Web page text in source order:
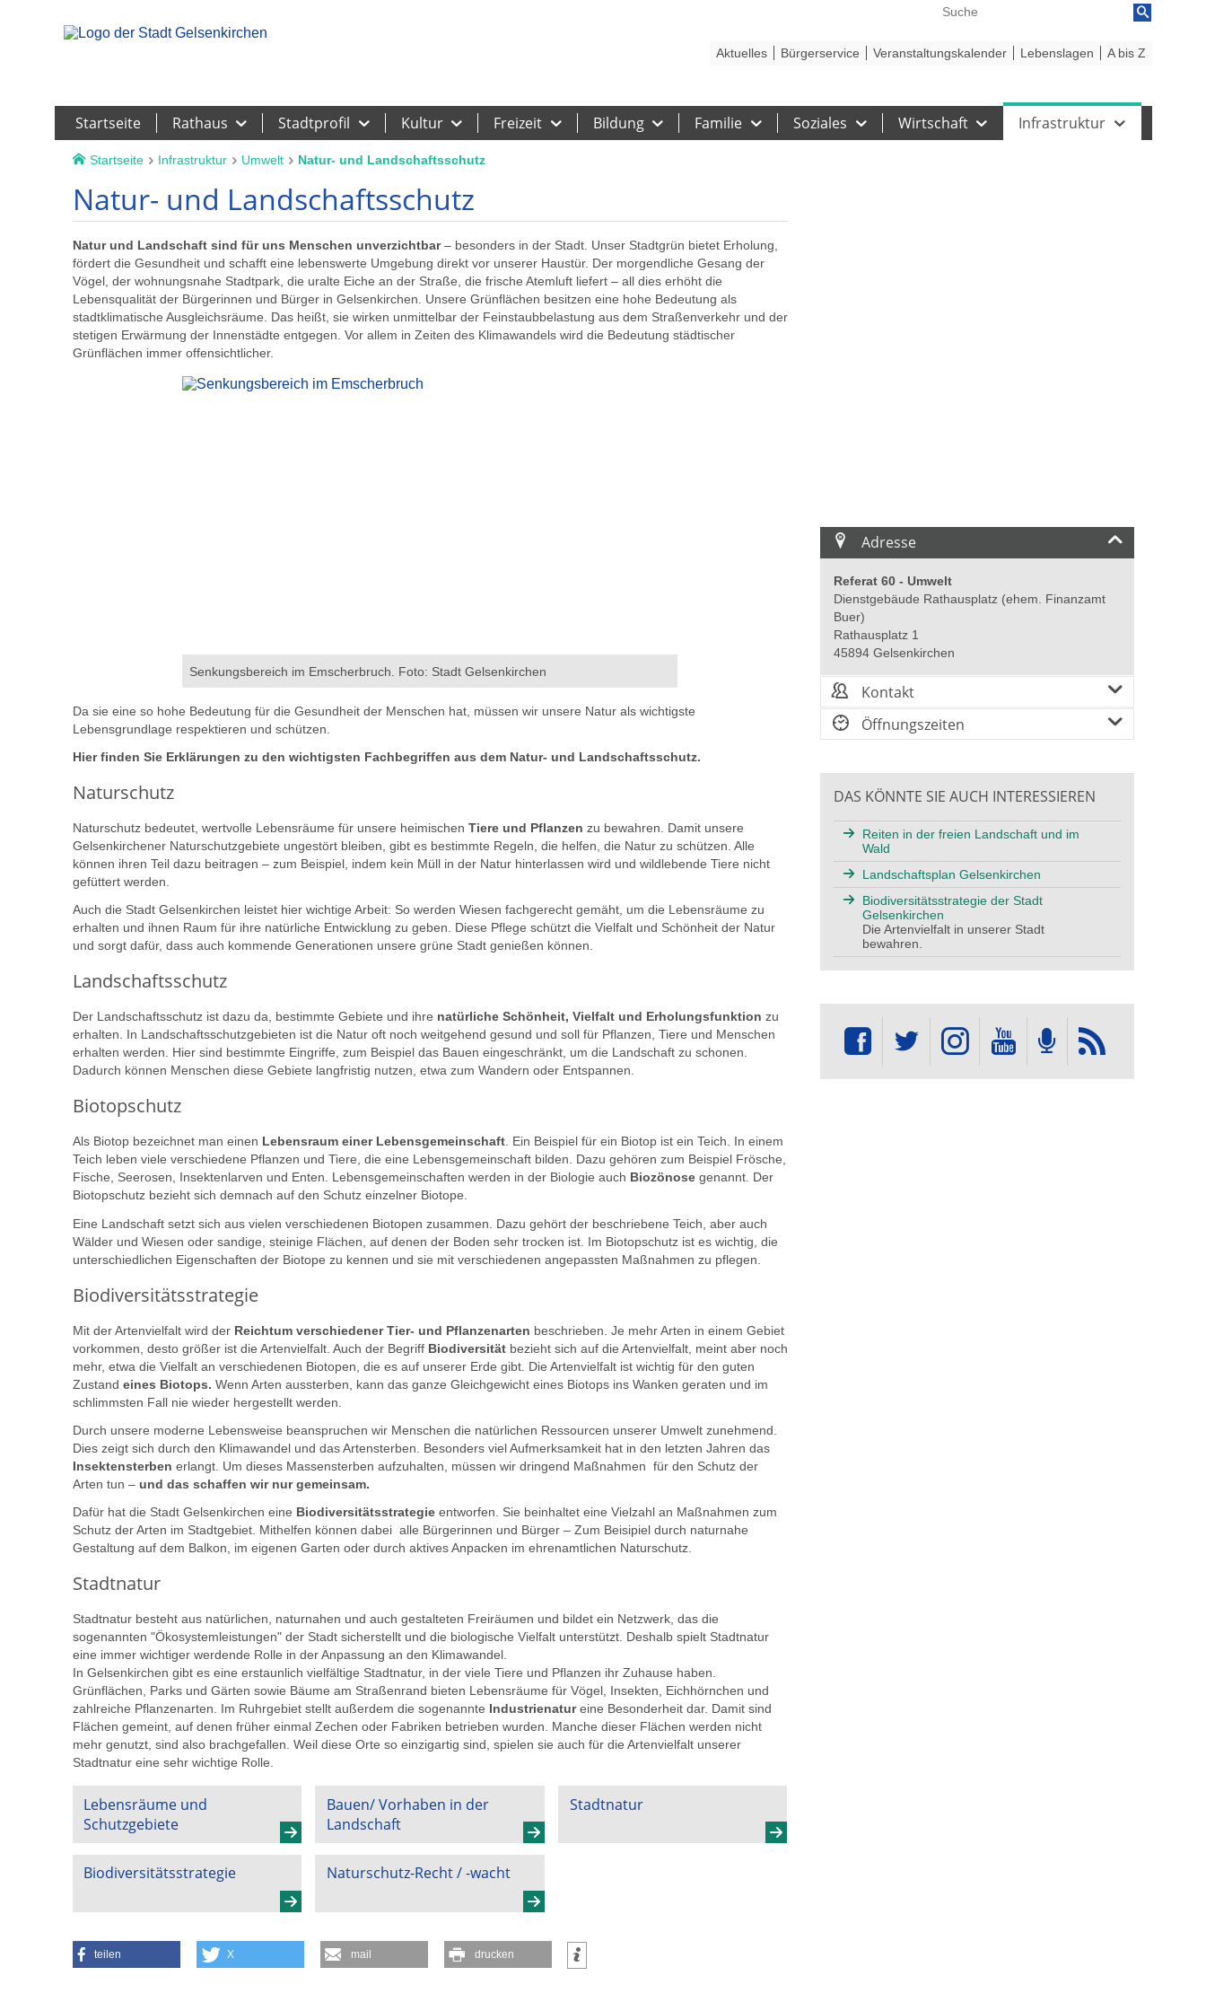
Startseite Rathaus Stadtprofil Kultur Freizeit Bildung Familie Soziales Wirtschaft Infrastruktur
Aktuelles Bürgerservice Veranstaltungskalender Lebenslagen A bis Z
Startseite Infrastruktur Umwelt Natur- und Landschaftsschutz
Natur- und Landschaftsschutz
Natur und Landschaft sind für uns Menschen unverzichtbar– besonders in der Stadt. Unser Stadtgrün bietet Erholung,
fördert die Gesundheit und schafft eine lebenswerte Umgebung direkt vor unserer Haustür. Der morgendliche Gesang der
Vögel, der wohnungsnahe Stadtpark, die uralte Eiche an der Straße, die frische Atemluft liefert – all dies erhöht die
Lebensqualität der Bürgerinnen und Bürger in Gelsenkirchen. Unsere Grünflächen besitzen eine hohe Bedeutung als
stadtklimatische Ausgleichsräume. Das heißt, sie wirken unmittelbar der Feinstaubbelastung aus dem Straßenverkehr und der
stetigen Erwärmung der Innenstädte entgegen. Vor allem in Zeiten des Klimawandels wird die Bedeutung städtischer
Grünflächen immer offensichtlicher.
Senkungsbereich im Emscherbruch. Foto: Stadt Gelsenkirchen
Da sie eine so hohe Bedeutung für die Gesundheit der Menschen hat, müssen wir unsere Natur als wichtigste
Lebensgrundlage respektieren und schützen.
Hier finden Sie Erklärungen zu den wichtigsten Fachbegriffen aus dem Natur- und Landschaftsschutz.
Naturschutz
Naturschutz bedeutet, wertvolle Lebensräume für unsere heimischen Tiere und Pflanzen zu bewahren. Damit unsere
Gelsenkirchener Naturschutzgebiete ungestört bleiben, gibt es bestimmte Regeln, die helfen, die Natur zu schützen. Alle
können ihren Teil dazu beitragen – zum Beispiel, indem kein Müll in der Natur hinterlassen wird und wildlebende Tiere nicht
gefüttert werden.
Auch die Stadt Gelsenkirchen leistet hier wichtige Arbeit: So werden Wiesen fachgerecht gemäht, um die Lebensräume zu
erhalten und ihnen Raum für ihre natürliche Entwicklung zu geben. Diese Pflege schützt die Vielfalt und Schönheit der Natur
und sorgt dafür, dass auch kommende Generationen unsere grüne Stadt genießen können.
Landschaftsschutz
Der Landschaftsschutz ist dazu da, bestimmte Gebiete und ihre natürliche Schönheit, Vielfalt und Erholungsfunktion zu
erhalten. In Landschaftsschutzgebieten ist die Natur oft noch weitgehend gesund und soll für Pflanzen, Tiere und Menschen
erhalten werden. Hier sind bestimmte Eingriffe, zum Beispiel das Bauen eingeschränkt, um die Landschaft zu schonen.
Dadurch können Menschen diese Gebiete langfristig nutzen, etwa zum Wandern oder Entspannen.
Biotopschutz
Als Biotop bezeichnet man einen Lebensraum einer Lebensgemeinschaft. Ein Beispiel für ein Biotop ist ein Teich. In einem
Teich leben viele verschiedene Pflanzen und Tiere, die eine Lebensgemeinschaft bilden. Dazu gehören zum Beispiel Frösche,
Fische, Seerosen, Insektenlarven und Enten. Lebensgemeinschaften werden in der Biologie auch Biozönosegenannt. Der
Biotopschutz bezieht sich demnach auf den Schutz einzelner Biotope.
Eine Landschaft setzt sich aus vielen verschiedenen Biotopen zusammen. Dazu gehört der beschriebene Teich, aber auch
Wälder und Wiesen oder sandige, steinige Flächen, auf denen der Boden sehr trocken ist. Im Biotopschutz ist es wichtig, die
unterschiedlichen Eigenschaften der Biotope zu kennen und sie mit verschiedenen angepassten Maßnahmen zu pflegen.
Biodiversitätsstrategie
Mit der Artenvielfalt wird derReichtum verschiedener Tier- und Pflanzenarten beschrieben. Je mehr Arten in einem Gebiet
vorkommen, desto größer ist die Artenvielfalt. Auch der Begriff Biodiversitätbezieht sich auf die Artenvielfalt, meint aber noch
mehr, etwa die Vielfalt an verschiedenen Biotopen, die es auf unserer Erde gibt. Die Artenvielfalt ist wichtig für den guten
Zustand eines Biotops. Wenn Arten aussterben, kann das ganze Gleichgewicht eines Biotops ins Wanken geraten und im
schlimmsten Fall nie wieder hergestellt werden.
Durch unsere moderne Lebensweise beanspruchen wir Menschen die natürlichen Ressourcen unserer Umwelt zunehmend.
Dies zeigt sich durch den Klimawandel und das Artensterben. Besonders viel Aufmerksamkeit hat in den letzten Jahren das
Insektensterben erlangt. Um dieses Massensterben aufzuhalten, müssen wir dringend Maßnahmen für den Schutz der
Arten tun – und das schaffen wir nur gemeinsam.
Dafür hat die Stadt Gelsenkirchen eine Biodiversitätsstrategieentworfen. Sie beinhaltet eine Vielzahl an Maßnahmen zum
Schutz der Arten im Stadtgebiet. Mithelfen können dabei alle Bürgerinnen und Bürger – Zum Beisipiel durch naturnahe
Gestaltung auf dem Balkon, im eigenen Garten oder durch aktives Anpacken im ehrenamtlichen Naturschutz.
Stadtnatur
Stadtnatur besteht aus natürlichen, naturnahen und auch gestalteten Freiräumen und bildet ein Netzwerk, das die
sogenannten "Ökosystemleistungen" der Stadt sicherstellt und die biologische Vielfalt unterstützt. Deshalb spielt Stadtnatur
eine immer wichtiger werdende Rolle in der Anpassung an den Klimawandel.
In Gelsenkirchen gibt es eine erstaunlich vielfältige Stadtnatur, in der viele Tiere und Pflanzen ihr Zuhause haben.
Grünflächen, Parks und Gärten sowie Bäume am Straßenrand bieten Lebensräume für Vögel, Insekten, Eichhörnchen und
zahlreiche Pflanzenarten. Im Ruhrgebiet stellt außerdem die sogenannte Industrienatureine Besonderheit dar. Damit sind
Flächen gemeint, auf denen früher einmal Zechen oder Fabriken betrieben wurden. Manche dieser Flächen werden nicht
mehr genutzt, sind also brachgefallen. Weil diese Orte so einzigartig sind, spielen sie auch für die Artenvielfalt unserer
Stadtnatur eine sehr wichtige Rolle.
Lebensräume und
Schutzgebiete
Bauen/ Vorhaben in der
Landschaft
Stadtnatur
Biodiversitätsstrategie Naturschutz-Recht / -wacht
teilen X mail drucken
Adresse
Referat 60 - Umwelt
Dienstgebäude Rathausplatz (ehem. Finanzamt
Buer)
Rathausplatz 1
45894 Gelsenkirchen
Kontakt
Öffnungszeiten
DAS KÖNNTE SIE AUCH INTERESSIEREN
Reiten in der freien Landschaft und im
Wald
Landschaftsplan Gelsenkirchen
Biodiversitätsstrategie der Stadt
Gelsenkirchen
Die Artenvielfalt in unserer Stadt
bewahren.